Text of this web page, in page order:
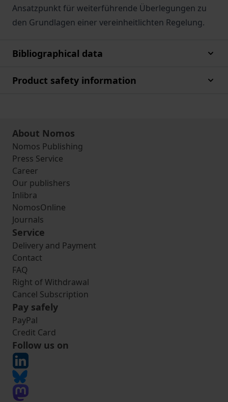
Ansatzpunkt für weiterführende Überlegungen zu
den Grundlagen einer vereinheitlichten Regelung.
Bibliographical data
Product safety information
About Nomos
Nomos Publishing
Press Service
Career
Our publishers
Inlibra
NomosOnline
Journals
Service
Delivery and Payment
Contact
FAQ
Right of Withdrawal
Cancel Subscription
Pay safely
PayPal
Credit Card
Follow us on